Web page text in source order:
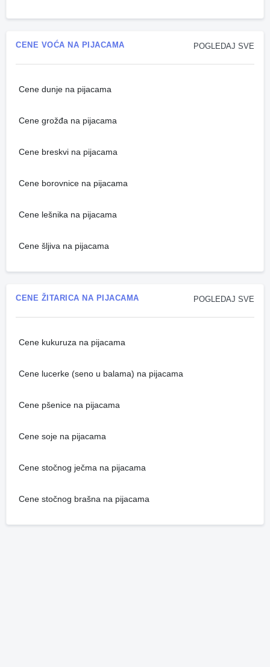
POGLEDAJ SVE
CENE VOĆA NA PIJACAMA
Cene dunje na pijacama
Cene grožđa na pijacama
Cene breskvi na pijacama
Cene borovnice na pijacama
Cene lešnika na pijacama
Cene šljiva na pijacama
POGLEDAJ SVE
CENE ŽITARICA NA PIJACAMA
Cene kukuruza na pijacama
Cene lucerke (seno u balama) na pijacama
Cene pšenice na pijacama
Cene soje na pijacama
Cene stočnog ječma na pijacama
Cene stočnog brašna na pijacama